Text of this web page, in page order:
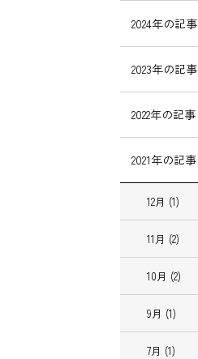
2024年の記事
2023年の記事
2022年の記事
2021年の記事
12月 (1)
11月 (2)
10月 (2)
9月 (1)
7月 (1)